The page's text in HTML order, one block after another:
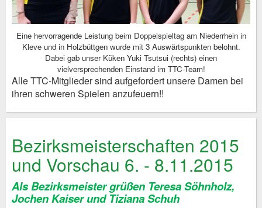
Eine hervorragende Leistung beim Doppelspieltag am Niederrhein in
Kleve und in Holzbüttgen wurde mit 3 Auswärtspunkten belohnt.
Dabei gab unser Küken Yuki Tsutsui (rechts) einen
vielversprechenden Einstand im TTC-Team!
Alle TTC-Mitglieder sind aufgefordert unsere Damen bei
ihren schweren Spielen anzufeuern!!
Bezirksmeisterschaften 2015
und Vorschau 6. - 8.11.2015
Als Bezirksmeister grüßen Teresa Söhnholz,
Jochen Kaiser und Tiziana Schuh